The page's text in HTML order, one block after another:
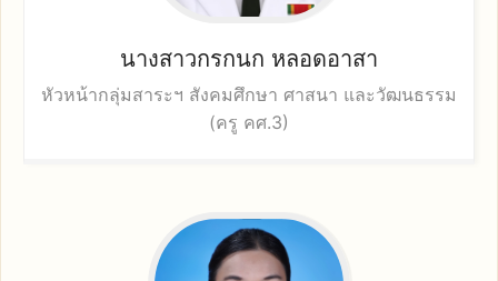
นางสาวกรกนก หลอดอาสา
หัวหน้ากลุ่มสาระฯ สังคมศึกษา ศาสนา และวัฒนธรรม
(ครู คศ.3)